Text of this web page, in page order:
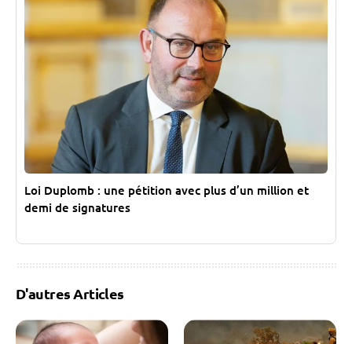
Loi Duplomb : une pétition avec plus d’un million et
demi de signatures
D'autres Articles